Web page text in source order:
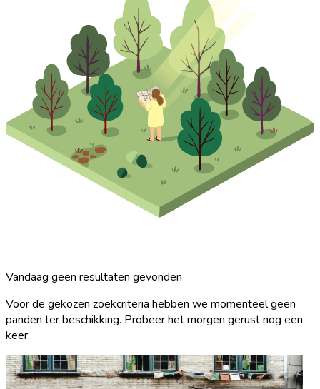
Vandaag geen resultaten gevonden
Voor de gekozen zoekcriteria hebben we momenteel geen
panden ter beschikking. Probeer het morgen gerust nog een
keer.